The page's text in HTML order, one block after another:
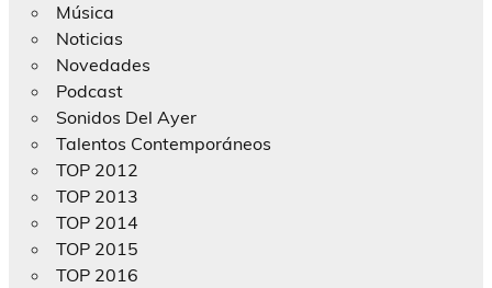
Música
Noticias
Novedades
Podcast
Sonidos Del Ayer
Talentos Contemporáneos
TOP 2012
TOP 2013
TOP 2014
TOP 2015
TOP 2016